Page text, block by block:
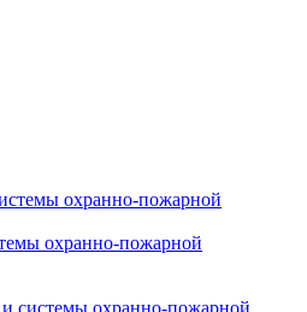
охранно-пожарной
и системы охранно-пожарной